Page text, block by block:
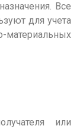
Все
для учета
материальных
или